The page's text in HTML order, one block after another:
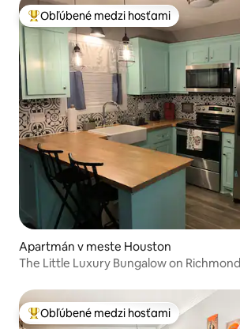
Najobľúbenejšie medzi hosťami
Obľúbené medzi hosťami
Apartmán v meste Houston
The Little Luxury Bungalow on Richmond
Najobľúbenejšie medzi hosťami
Obľúbené medzi hosťami